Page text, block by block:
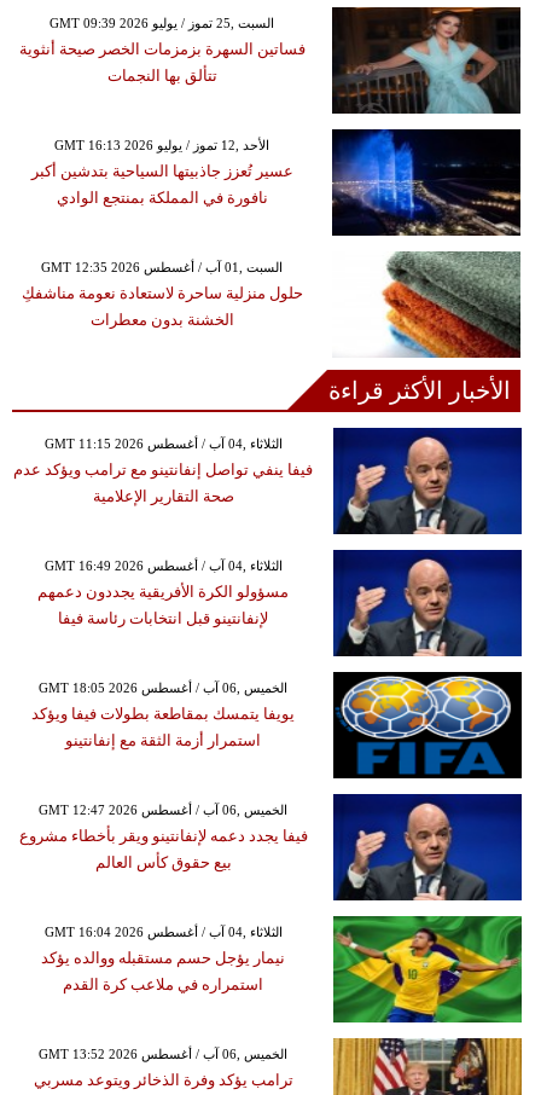
GMT 09:39 2026 السبت ,25 تموز / يوليو
فساتين السهرة بزمزمات الخصر صيحة أنثوية
تتألق بها النجمات
GMT 16:13 2026 الأحد ,12 تموز / يوليو
عسير تُعزز جاذبيتها السياحية بتدشين أكبر
نافورة في المملكة بمنتجع الوادي
GMT 12:35 2026 السبت ,01 آب / أغسطس
حلول منزلية ساحرة لاستعادة نعومة مناشفكِ
الخشنة بدون معطرات
الأخبار الأكثر قراءة
GMT 11:15 2026 الثلاثاء ,04 آب / أغسطس
فيفا ينفي تواصل إنفانتينو مع ترامب ويؤكد عدم
صحة التقارير الإعلامية
GMT 16:49 2026 الثلاثاء ,04 آب / أغسطس
مسؤولو الكرة الأفريقية يجددون دعمهم
لإنفانتينو قبل انتخابات رئاسة فيفا
GMT 18:05 2026 الخميس ,06 آب / أغسطس
يويفا يتمسك بمقاطعة بطولات فيفا ويؤكد
استمرار أزمة الثقة مع إنفانتينو
GMT 12:47 2026 الخميس ,06 آب / أغسطس
فيفا يجدد دعمه لإنفانتينو ويقر بأخطاء مشروع
بيع حقوق كأس العالم
GMT 16:04 2026 الثلاثاء ,04 آب / أغسطس
نيمار يؤجل حسم مستقبله ووالده يؤكد
استمراره في ملاعب كرة القدم
GMT 13:52 2026 الخميس ,06 آب / أغسطس
ترامب يؤكد وفرة الذخائر ويتوعد مسربي